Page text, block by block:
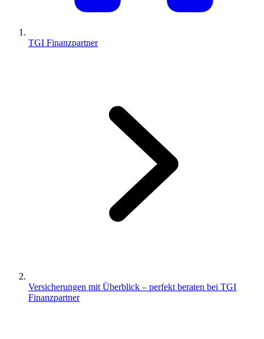
TGI Finanzpartner
Versicherungen mit Überblick – perfekt beraten bei TGI
Finanzpartner